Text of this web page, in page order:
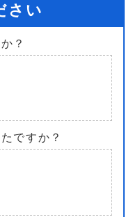
さい
？
ですか？